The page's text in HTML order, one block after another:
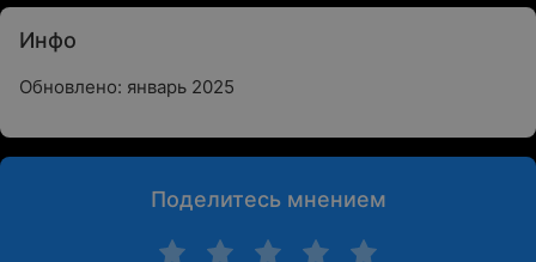
Инфо
Обновлено: январь 2025
Поделитесь мнением